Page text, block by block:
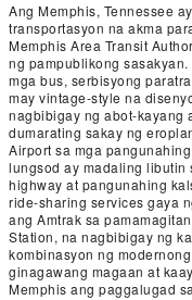
Ang Memphis, Tennessee
transportasyon na akma
Memphis Area Transit
ng pampublikong
mga bus, serbisyong
may vintage-style na
nagbibigay ng abot-kayang
dumarating sakay ng
Airport sa mga
lungsod ay madaling libutin
highway at pangunahing
ride-sharing services gaya
ang Amtrak sa
Station, na nagbibigay ng
kombinasyon ng
ginagawang magaan at
Memphis ang paggalugad